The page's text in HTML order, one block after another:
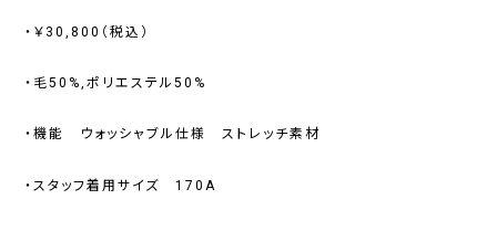
・￥30,800（税込）
・毛50%,ポリエステル50%
・機能 ウォッシャブル仕様 ストレッチ素材
・スタッフ着用サイズ 170A